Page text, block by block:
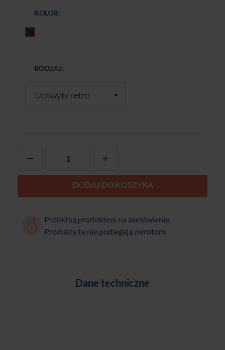
KOLOR:
RODZAJ:
DODAJ DO KOSZYKA
Próbki są produktem na zamówienie.
Produkty te nie podlegają zwrotom.
Dane techniczne